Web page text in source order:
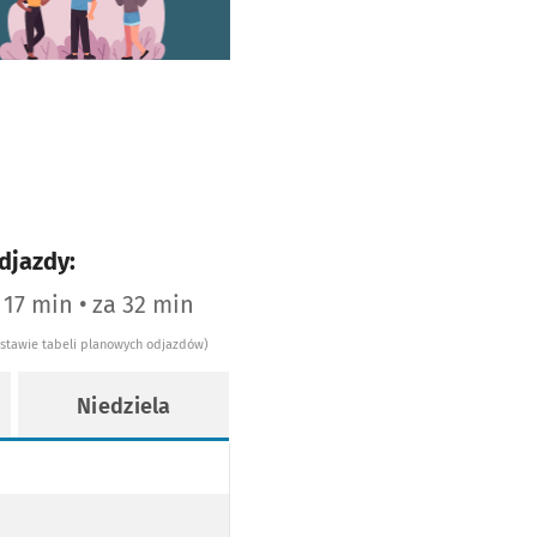
min • za 32 min
tabeli planowych odjazdów)
Niedziela
JANÓWEK